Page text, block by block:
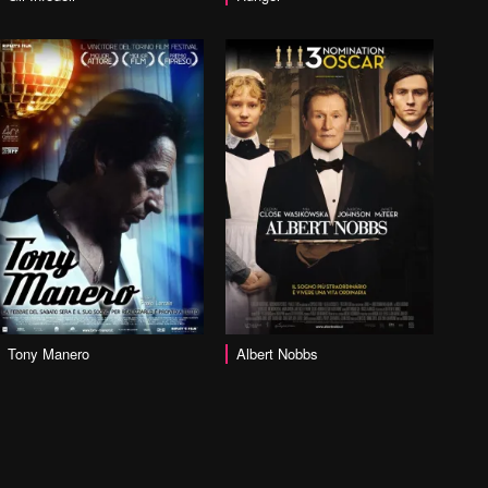
Tony Manero
vai alla scheda Albert Nobbs